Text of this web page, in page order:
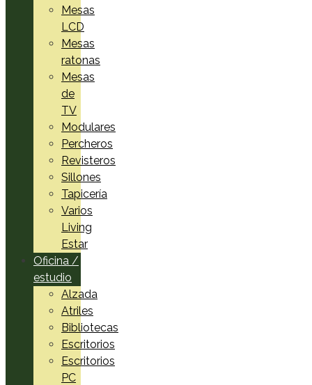
Mesas
LCD
Mesas
ratonas
Mesas
de
TV
Modulares
Percheros
Revisteros
Sillones
Tapicería
Varios
Living
Estar
Oficina /
estudio
Alzada
Atriles
Bibliotecas
Escritorios
Escritorios
PC